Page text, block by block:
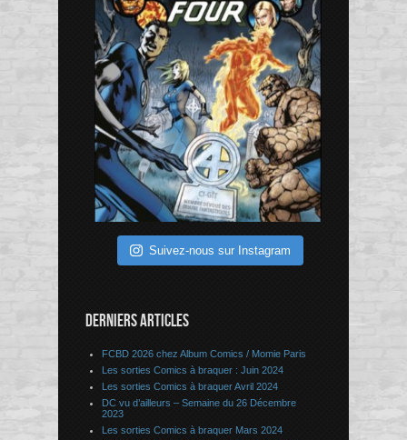
Suivez-nous sur Instagram
DERNIERS ARTICLES
FCBD 2026 chez Album Comics / Momie Paris
Les sorties Comics à braquer : Juin 2024
Les sorties Comics à braquer Avril 2024
DC vu d’ailleurs – Semaine du 26 Décembre
2023
Les sorties Comics à braquer Mars 2024